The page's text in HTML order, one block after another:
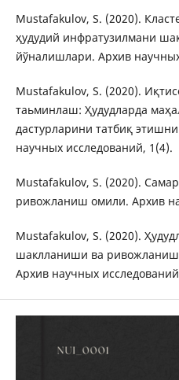
Mustafakulov, S. (2020).
ҳудудий инфратузилмани
йўналишлари. Архив
Mustafakulov, S. (2020).
таьминлаш: Ҳудудларда
дастурларини татбиқ
научных исследований, 1(4).
Mustafakulov, S. (2020).
ривожланиш омили. Архив
Mustafakulov, S. (2020).
шаклланиши ва
Архив научных